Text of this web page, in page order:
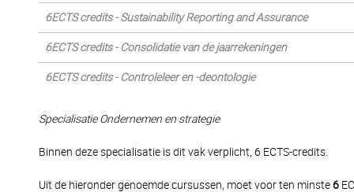
6ECTS credits - Sustainability Reporting and Assurance
6ECTS credits - Consolidatie van de jaarrekeningen
6ECTS credits - Controleleer en -deontologie
Specialisatie Ondernemen en strategie
Binnen deze specialisatie is dit vak verplicht, 6 ECTS-credits.
Uit de hieronder genoemde cursussen, moet voor ten minste6